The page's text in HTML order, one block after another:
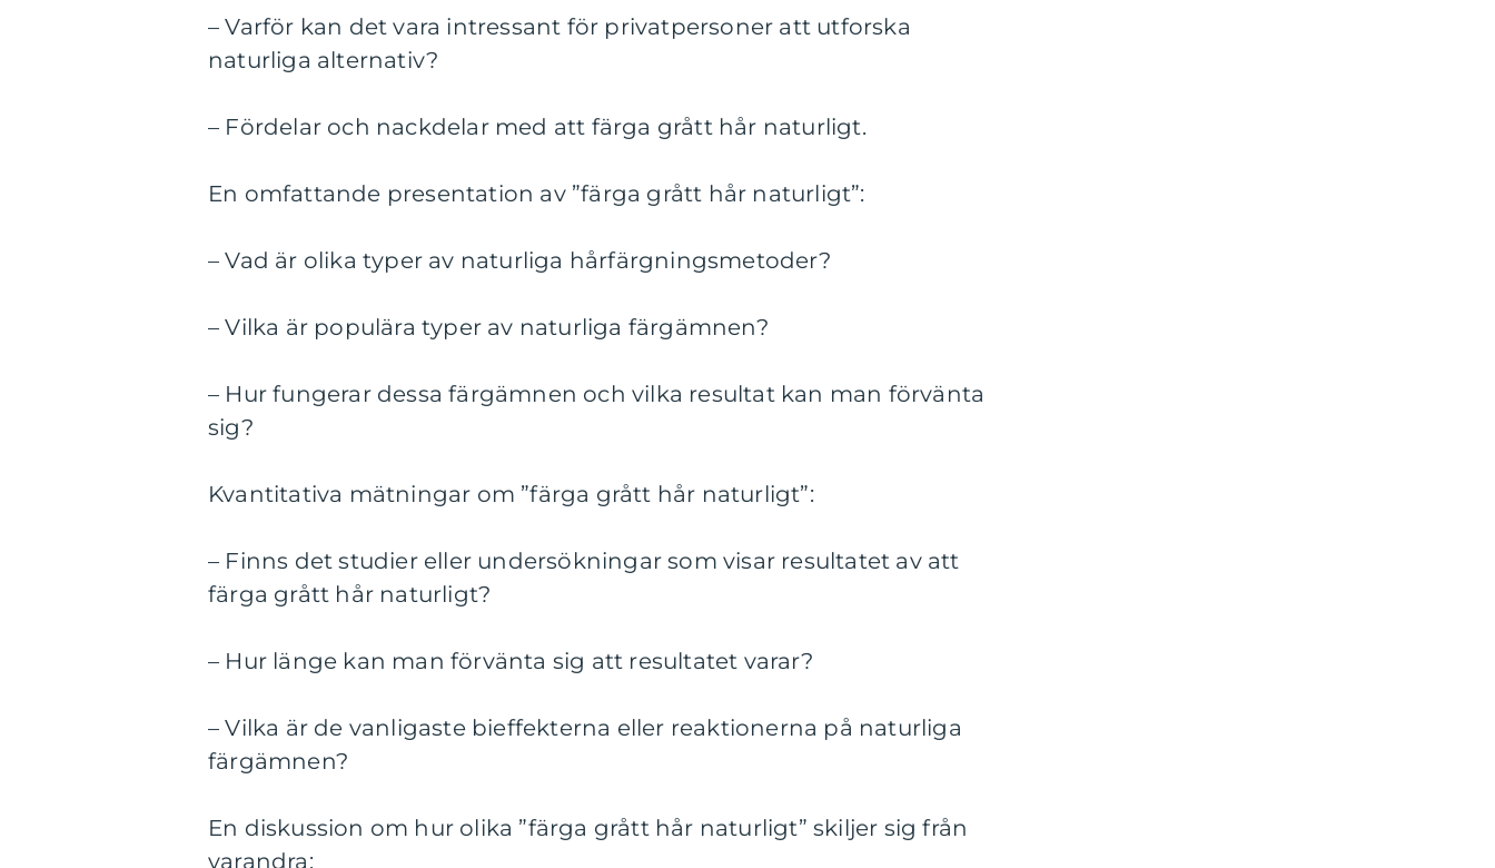
– Varför kan det vara intressant för privatpersoner att utforska
naturliga alternativ?
– Fördelar och nackdelar med att färga grått hår naturligt.
En omfattande presentation av ”färga grått hår naturligt”:
– Vad är olika typer av naturliga hårfärgningsmetoder?
– Vilka är populära typer av naturliga färgämnen?
– Hur fungerar dessa färgämnen och vilka resultat kan man förvänta
sig?
Kvantitativa mätningar om ”färga grått hår naturligt”:
– Finns det studier eller undersökningar som visar resultatet av att
färga grått hår naturligt?
– Hur länge kan man förvänta sig att resultatet varar?
– Vilka är de vanligaste bieffekterna eller reaktionerna på naturliga
färgämnen?
En diskussion om hur olika ”färga grått hår naturligt” skiljer sig från
varandra: